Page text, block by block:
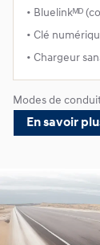
• Bluelinkᴹᴰ
• Clé
• Chargeur
Modes de
En savoir